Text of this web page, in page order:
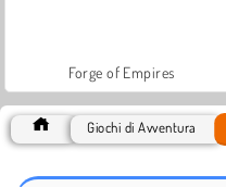
Forge of Empires
Giochi di Avventura